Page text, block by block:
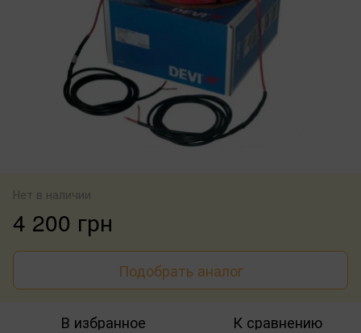
Нет в наличии
4 200 грн
Подобрать аналог
В избранное К сравнению